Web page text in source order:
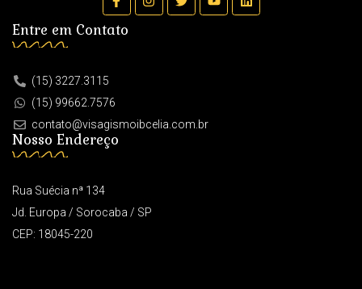
Entre em Contato
(15) 3227.3115
(15) 99662.7576
contato@visagismoibcelia.com.br
Nosso Endereço
Rua Suécia nª 134
Jd. Europa / Sorocaba / SP
CEP: 18045-220